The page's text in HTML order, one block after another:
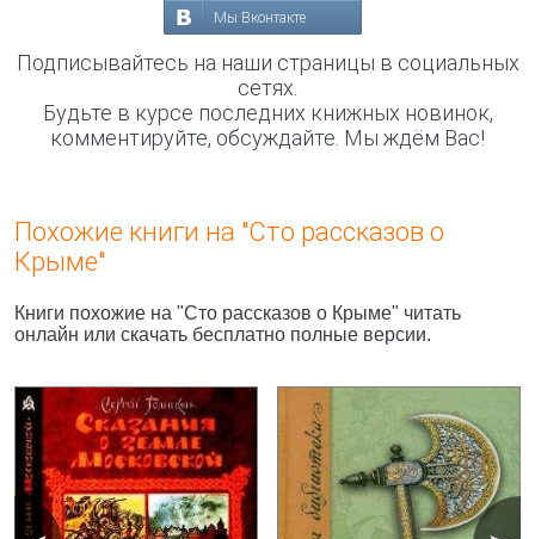
Мы Вконтакте
Подписывайтесь на наши страницы в социальных
сетях.
Будьте в курсе последних книжных новинок,
комментируйте, обсуждайте. Мы ждём Вас!
Похожие книги на "Сто рассказов о
Крыме"
Книги похожие на "Сто рассказов о Крыме" читать
онлайн или скачать бесплатно полные версии.